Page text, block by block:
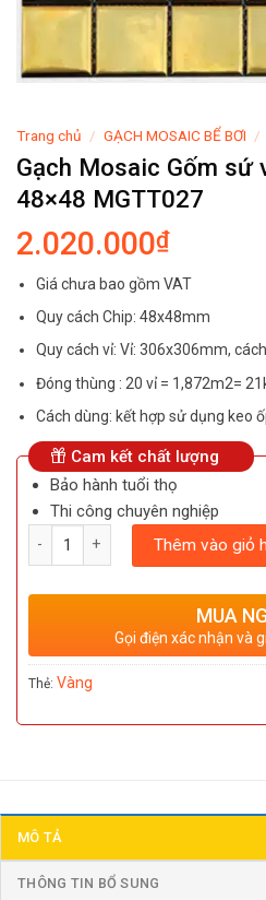
Trang chủ / GẠCH MOSAIC BỂ BƠI /
Gạch Mosaic Gốm sứ
48×48 MGTT027
2.020.000₫
Giá chưa bao gồm VAT
Quy cách Chip: 48x48mm
Quy cách vỉ: Vỉ: 306x306mm,
Đóng thùng : 20 vỉ = 1,872m2=
Cách dùng: kết hợp sử dụng keo
Cam kết chất lượng
Bảo hành tuổi thọ
Thi công chuyên nghiệp
Số lượng
Thêm vào giỏ
MUA
Gọi điện xác nhận và
Thẻ: Vàng
MÔ TẢ
THÔNG TIN BỔ SUNG